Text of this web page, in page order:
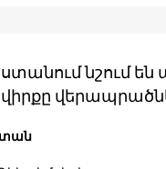
նշում են